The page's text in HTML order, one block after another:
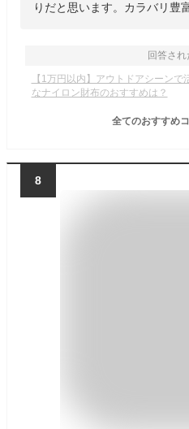
りだと思います。カラバリ豊
回答され
【1万円以内】アウトドアシーン
なナイロン財布のおすすめは？
全てのおすすめ
8